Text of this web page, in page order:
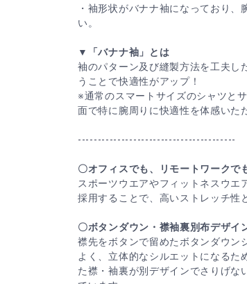
・袖形状がバナナ袖になっており
い。
▼「バナナ袖」とは
袖のパターン及び縫製方法を工夫し
うことで快適性がアップ！
※通常のスマートサイズのシャツと
面で特に腕周りに快適性を体感いた
----------------------------------------
〇オフィスでも、リモートワークで
スポーツウエアやフィットネスウエ
採用することで、高いストレッチ性
〇ボタンダウン・襟袖裏別布デザイ
襟先をボタンで留めたボタンダウン
よく、立体的なシルエットになるた
た襟・袖裏が別デザインでさりげな